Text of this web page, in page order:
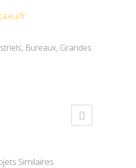
fr
Bureaux, Grandes
Similaires